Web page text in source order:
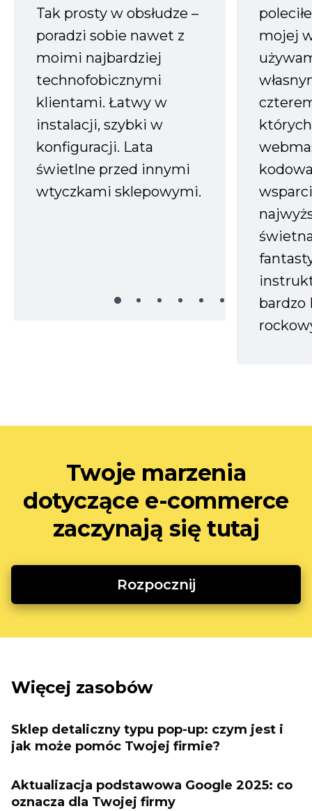
Tak prosty w obsłudze –
poradzi sobie nawet z
moimi najbardziej
technofobicznymi
klientami. Łatwy w
instalacji, szybki w
konfiguracji. Lata
świetlne przed innymi
wtyczkami sklepowymi.
mojej
bardzo
Twoje marzenia
dotyczące e-commerce
zaczynają się tutaj
Rozpocznij
Więcej zasobów
Sklep detaliczny typu pop-up: czym jest i
jak może pomóc Twojej firmie?
Aktualizacja podstawowa Google 2025: co
oznacza dla Twojej firmy